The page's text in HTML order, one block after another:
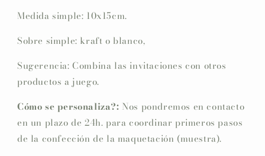
Medida simple: 10x15cm.
Sobre simple: kraft o blanco,
Sugerencia: Combina las invitaciones con otros
productos a juego.
Cómo se personaliza?: Nos pondremos en contacto
en un plazo de 24h. para coordinar primeros pasos
de la confección de la maquetación (muestra).